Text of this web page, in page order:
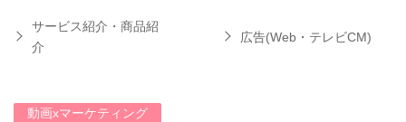
サービス紹介・商品紹
介
広告(Web・テレビCM)
動画xマーケティング